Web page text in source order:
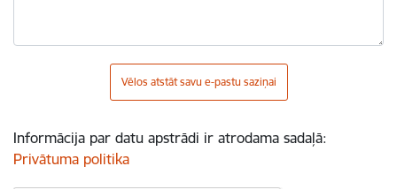
Vēlos atstāt savu e-pastu saziņai
Informācija par datu apstrādi ir atrodama sadaļā:
Privātuma politika